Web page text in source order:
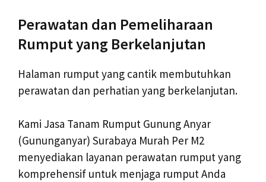
Perawatan dan Pemeliharaan
Rumput yang Berkelanjutan
Halaman rumput yang cantik membutuhkan
perawatan dan perhatian yang berkelanjutan.
Kami Jasa Tanam Rumput Gunung Anyar
(Gununganyar) Surabaya Murah Per M2
menyediakan layanan perawatan rumput yang
komprehensif untuk menjaga rumput Anda